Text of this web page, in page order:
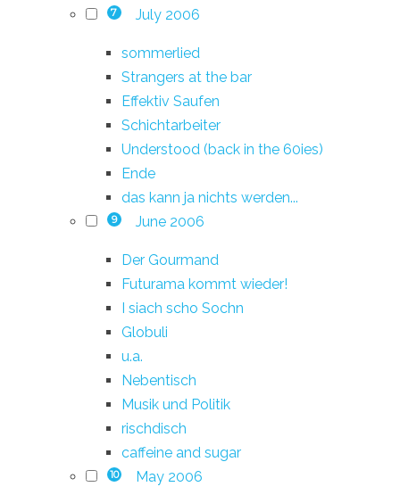
7 July 2006
sommerlied
Strangers at the bar
Effektiv Saufen
Schichtarbeiter
Understood (back in the 60ies)
Ende
das kann ja nichts werden...
9 June 2006
Der Gourmand
Futurama kommt wieder!
I siach scho Sochn
Globuli
u.a.
Nebentisch
Musik und Politik
rischdisch
caffeine and sugar
10 May 2006